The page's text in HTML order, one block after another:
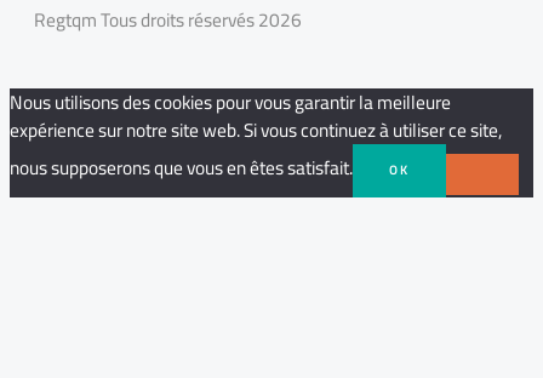
Regtqm Tous droits réservés 2026
Nous utilisons des cookies pour vous garantir la meilleure
expérience sur notre site web. Si vous continuez à utiliser ce site,
nous supposerons que vous en êtes satisfait.
OK